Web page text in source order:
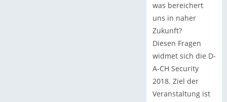
was bereichert
uns in naher
Zukunft?
Diesen Fragen
widmet sich die D-
A-CH Security
2018. Ziel der
Veranstaltung ist